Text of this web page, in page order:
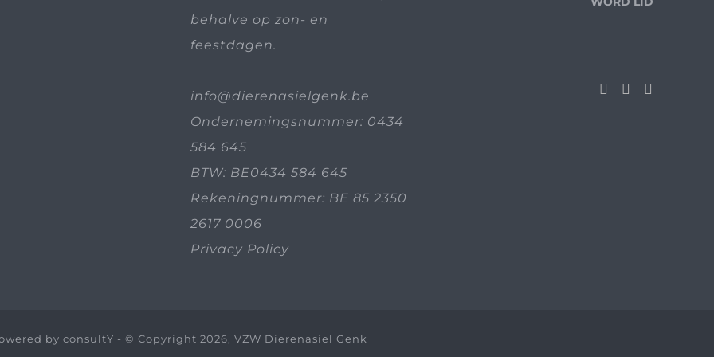
behalve op zon- en
feestdagen.
info@dierenasielgenk.be
Ondernemingsnummer: 0434
584 645
BTW: BE0434 584 645
Rekeningnummer: BE 85 2350
2617 0006
Privacy Policy
by consultY - © Copyright 2026, VZW Dierenasiel Genk